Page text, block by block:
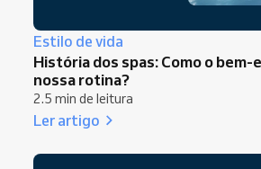
Estilo de vida
História dos spas: Como o
nossa rotina?
2.5 min de leitura
Ler artigo